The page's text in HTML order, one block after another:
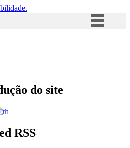
Acesso à informação
do site
RSS